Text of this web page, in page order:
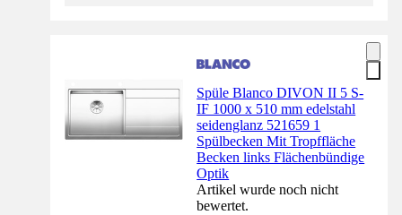
Spüle Blanco DIVON II 5 S-
IF 1000 x 510 mm edelstahl
seidenglanz 521659 1
Spülbecken Mit Tropffläche
Becken links Flächenbündige
Optik
Artikel wurde noch nicht
bewertet.